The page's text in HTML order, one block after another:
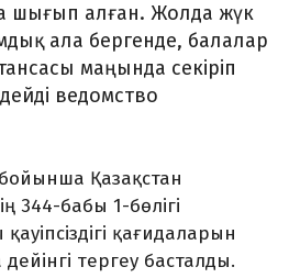
шығып алған. Жолда жүк
ала бергенде, балалар
маңында секіріп
ведомство
Қазақстан
344-бабы 1-бөлігі
қағидаларын
тергеу басталды.